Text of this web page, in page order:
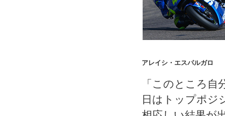
アレイシ・エスパルガロ
「このところ
日はトップポジ